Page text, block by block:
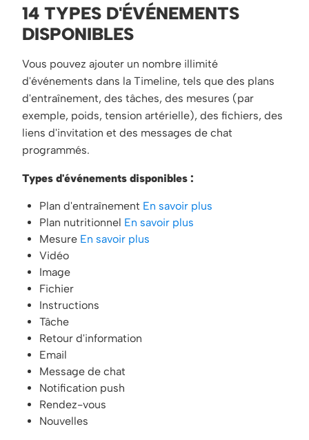
14 TYPES D'ÉVÉNEMENTS
DISPONIBLES
Vous pouvez ajouter un nombre illimité
d'événements dans la Timeline, tels que des plans
d'entraînement, des tâches, des mesures (par
exemple, poids, tension artérielle), des fichiers, des
liens d'invitation et des messages de chat
programmés.
Types d'événements disponibles :
Plan d'entraînement En savoir plus
Plan nutritionnel En savoir plus
Mesure En savoir plus
Vidéo
Image
Fichier
Instructions
Tâche
Retour d'information
Email
Message de chat
Notification push
Rendez-vous
Nouvelles